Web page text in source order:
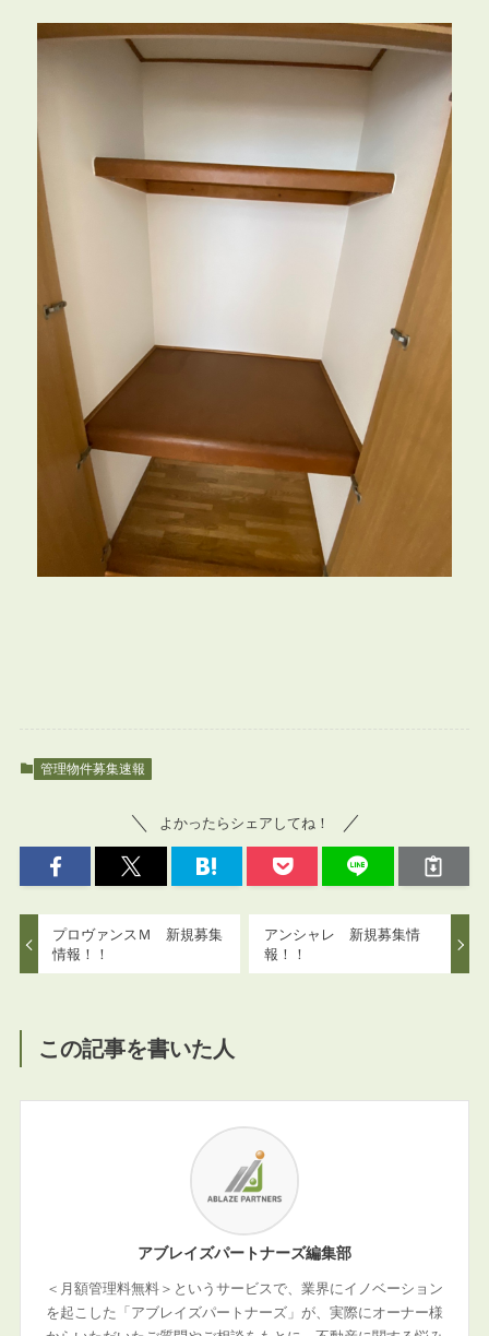
管理物件募集速報
よかったらシェアしてね！
プロヴァンスＭ 新規募集
情報！！
アンシャレ 新規募集情
報！！
この記事を書いた人
アブレイズパートナーズ編集部
＜月額管理料無料＞というサービスで、業界にイノベーション
を起こした「アブレイズパートナーズ」が、実際にオーナー様